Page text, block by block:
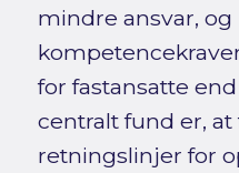
mindre ansvar, og
for fastansatte
centralt fund er,
retningslinjer for